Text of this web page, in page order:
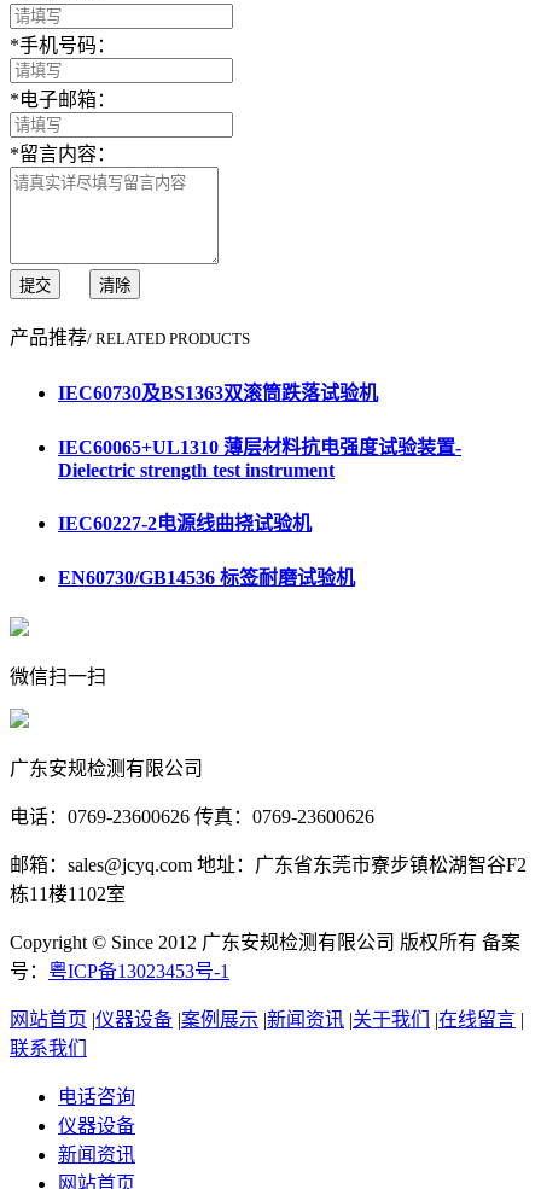
*手机号码：
*电子邮箱：
*留言内容：
提交 清除
产品推荐/ RELATED PRODUCTS
IEC60730及BS1363双滚筒跌落试验机
IEC60065+UL1310 薄层材料抗电强度试验装置-
Dielectric strength test instrument
IEC60227-2电源线曲挠试验机
EN60730/GB14536 标签耐磨试验机
微信扫一扫
广东安规检测有限公司
电话：0769-23600626 传真：0769-23600626
邮箱：sales@jcyq.com 地址：广东省东莞市寮步镇松湖智谷F2
栋11楼1102室
Copyright © Since 2012 广东安规检测有限公司 版权所有 备案
号： 粤ICP备13023453号-1
网站首页 |仪器设备 |案例展示 |新闻资讯 |关于我们 |在线留言 |
联系我们
电话咨询
仪器设备
新闻资讯
网站首页